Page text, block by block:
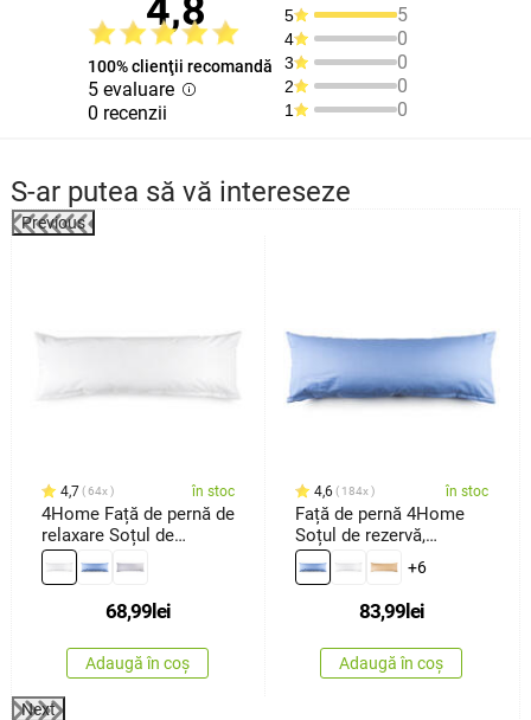
4,8
100% clienţii recomandă
5 evaluare
0 recenzii
5 5
4 0
3 0
2 0
1 0
S-ar putea să vă intereseze
Previous
4,7 64x în stoc
4Home Față de pernă de
relaxare Soțul de
rezervă albă, 45 x 120
cm
68,99 lei
Adaugă în coș
4,6 184x în stoc
Față de pernă 4Home
Soțul de rezervă,
albastru, 50 x 150 cm
+6
83,99 lei
Adaugă în coș
Next